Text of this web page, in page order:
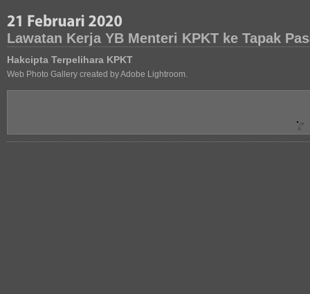
Lawatan Kerja YB Menteri KPKT ke Tapak
Hakcipta Terpelihara KPKT
Web Photo Gallery created by Adobe Lightroom.